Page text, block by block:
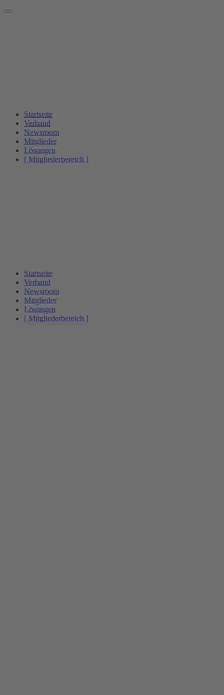
Startseite
Verband
Newsroom
Mitglieder
Lösungen
[ Mitgliederbereich ]
Startseite
Verband
Newsroom
Mitglieder
Lösungen
[ Mitgliederbereich ]